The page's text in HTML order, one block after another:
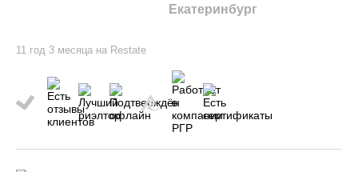
Екатеринбург
11 год 3 месяца на Restate